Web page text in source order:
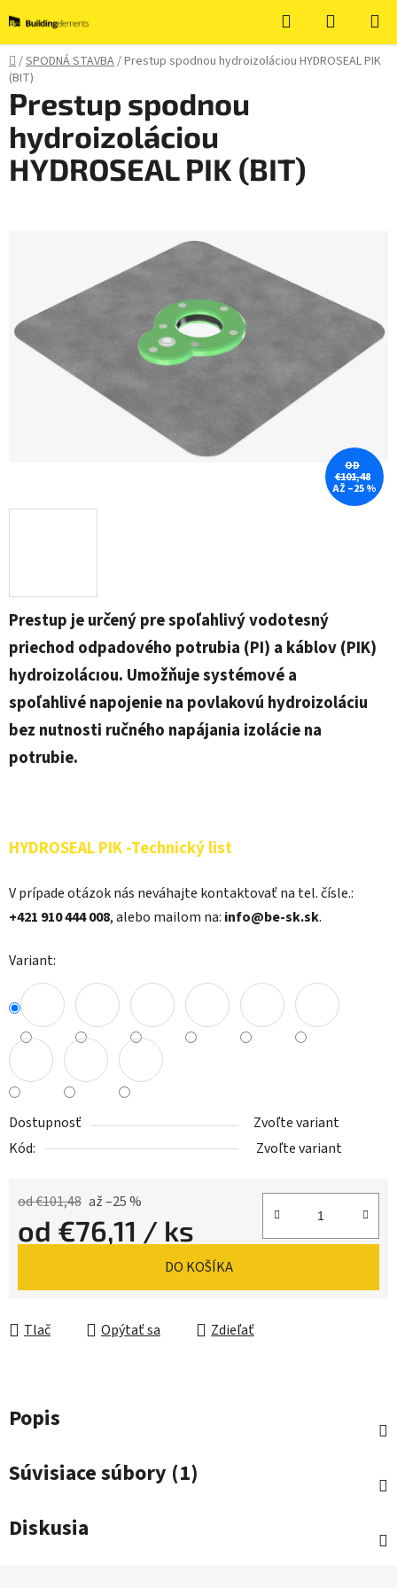
na
obsah
Hľadať
KOŠÍK
Domov
/SPODNÁ STAVBA/Prestup spodnou hydroizoláciou HYDROSEAL PIK
(BIT)
Prestup je určený pre spoľahlivý vodotesný
priechod odpadového potrubia (PI) a káblov (PIK)
hydroizolácıou. Umožňuje systémové a
spoľahlivénapojenie na povlakovú hydroizoláciu
bez nutnosti ručného napájania izolácie na
potrubie.
HYDROSEAL PIK -Technický list
V prípade otázok nás neváhajte kontaktovať na tel. čísle.:
+421 910 444 008, alebo mailom na: info@be-sk.sk.
Variant:
Dostupnosť
Zvoľte variant
Kód:
Zvoľte variant
od €101,48 až –25 %
od €76,11 / ks
DO KOŠÍKA
Tlač Opýtať sa Zdieľať
Prestup spodnou
hydroizoláciou
HYDROSEAL PIK (BIT)
OD
€101,48
AŽ –25 %
Popis
Súvisiace súbory (1)
Diskusia